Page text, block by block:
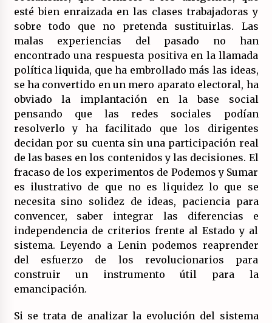
esté bien enraizada en las clases trabajadoras y
sobre todo que no pretenda sustituirlas. Las
malas experiencias del pasado no han
encontrado una respuesta positiva en la llamada
política liquida, que ha embrollado más las ideas,
se ha convertido en un mero aparato electoral, ha
obviado la implantación en la base social
pensando que las redes sociales podían
resolverlo y ha facilitado que los dirigentes
decidan por su cuenta sin una participación real
de las bases en los contenidos y las decisiones. El
fracaso de los experimentos de Podemos y Sumar
es ilustrativo de que no es liquidez lo que se
necesita sino solidez de ideas, paciencia para
convencer, saber integrar las diferencias e
independencia de criterios frente al Estado y al
sistema. Leyendo a Lenin podemos reaprender
del esfuerzo de los revolucionarios para
construir un instrumento útil para la
emancipación.
Si se trata de analizar la evolución del sistema